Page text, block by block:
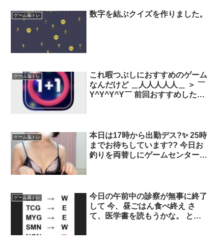
ゲーム脳トレ 数字を結ぶクイズを作りました。
ゲーム脳トレ
これ暇つぶしにおすすめのゲーム
なんだけど ＿人人人人人＿ ＞ ￣
Y^Y^Y^Y￣ 前回おすすめした英
ゲーム脳トレ
本日は17時から出勤デス?✨ 25時
までお待ちしています?? 今日お
釣りを両替しにゲームセンターに
これぞ川崎らしい日常ですね?
ゲーム脳トレ
今日の午前中の診察が無事に終了
して 今、昼ごはん食べ終え さ
て、医学書を読もうかな。 と、